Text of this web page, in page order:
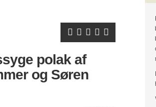
polak af
og Søren